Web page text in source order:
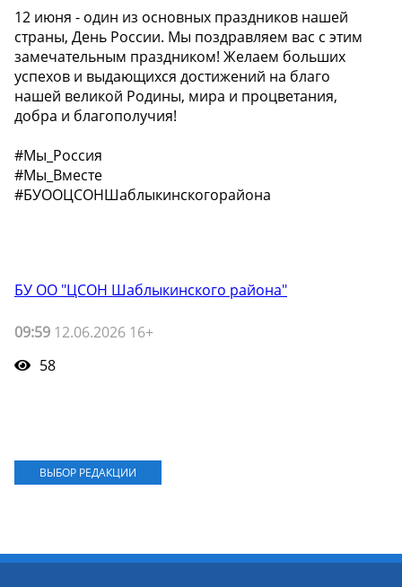
12 июня - один из основных праздников нашей
страны, День России. Мы поздравляем вас с этим
замечательным праздником! Желаем больших
успехов и выдающихся достижений на благо
нашей великой Родины, мира и процветания,
добра и благополучия!
#Мы_Россия
#Мы_Вместе
#БУООЦСОНШаблыкинскогорайона
БУ ОО "ЦСОН Шаблыкинского района"
09:59 12.06.2026 16+
58
ВЫБОР РЕДАКЦИИ